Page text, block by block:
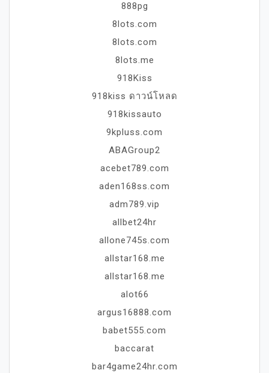
888pg
8lots.com
8lots.com
8lots.me
918Kiss
918kiss ดาวน์โหลด
918kissauto
9kpluss.com
ABAGroup2
acebet789.com
aden168ss.com
adm789.vip
allbet24hr
allone745s.com
allstar168.me
allstar168.me
alot66
argus16888.com
babet555.com
baccarat
bar4game24hr.com